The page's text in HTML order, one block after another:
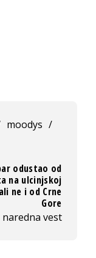
moodys /
odustao od
na ulcinjskoj
ne i od Crne
Gore
naredna vest